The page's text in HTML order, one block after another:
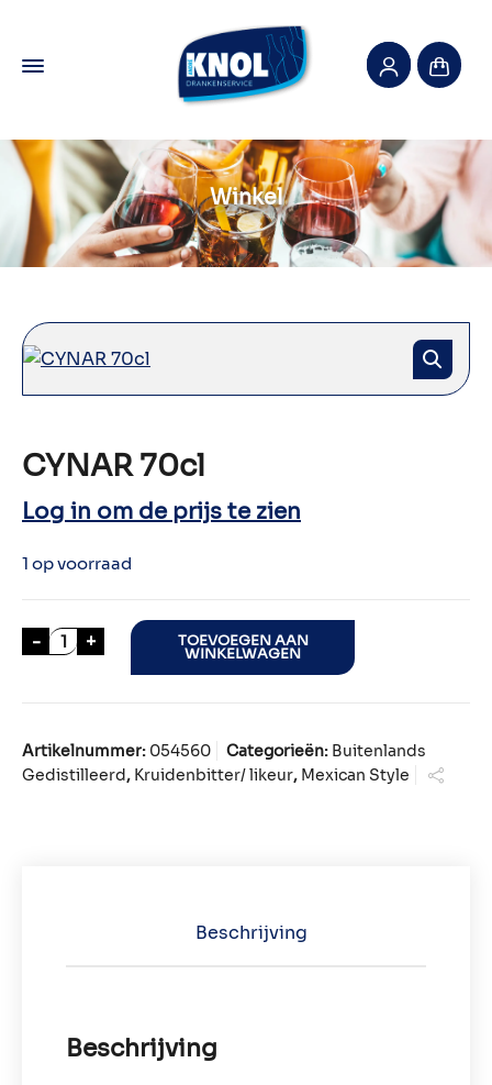
Winkel
CYNAR 70cl
Log in om de prijs te zien
1 op voorraad
- CYNAR 70cl aantal
+ TOEVOEGEN AAN
WINKELWAGEN
Artikelnummer: 054560 Categorieën: Buitenlands
Gedistilleerd, Kruidenbitter/ likeur, Mexican Style
Beschrijving
Beschrijving